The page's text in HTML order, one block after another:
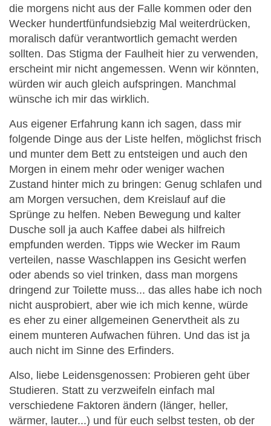
die morgens nicht aus der Falle kommen oder den
Wecker hundertfünfundsiebzig Mal weiterdrücken,
moralisch dafür verantwortlich gemacht werden
sollten. Das Stigma der Faulheit hier zu verwenden,
erscheint mir nicht angemessen. Wenn wir könnten,
würden wir auch gleich aufspringen. Manchmal
wünsche ich mir das wirklich.
Aus eigener Erfahrung kann ich sagen, dass mir
folgende Dinge aus der Liste helfen, möglichst frisch
und munter dem Bett zu entsteigen und auch den
Morgen in einem mehr oder weniger wachen
Zustand hinter mich zu bringen: Genug schlafen und
am Morgen versuchen, dem Kreislauf auf die
Sprünge zu helfen. Neben Bewegung und kalter
Dusche soll ja auch Kaffee dabei als hilfreich
empfunden werden. Tipps wie Wecker im Raum
verteilen, nasse Waschlappen ins Gesicht werfen
oder abends so viel trinken, dass man morgens
dringend zur Toilette muss... das alles habe ich noch
nicht ausprobiert, aber wie ich mich kenne, würde
es eher zu einer allgemeinen Genervtheit als zu
einem munteren Aufwachen führen. Und das ist ja
auch nicht im Sinne des Erfinders.
Also, liebe Leidensgenossen: Probieren geht über
Studieren. Statt zu verzweifeln einfach mal
verschiedene Faktoren ändern (länger, heller,
wärmer, lauter...) und für euch selbst testen, ob der